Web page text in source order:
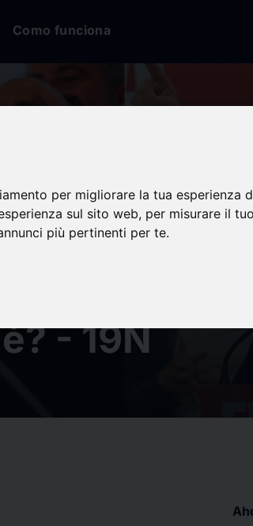
per migliorare la tua esperienza
sul sito web, per misurare il
più pertinenti per te.
Como funciona
ha votado,
- 19N